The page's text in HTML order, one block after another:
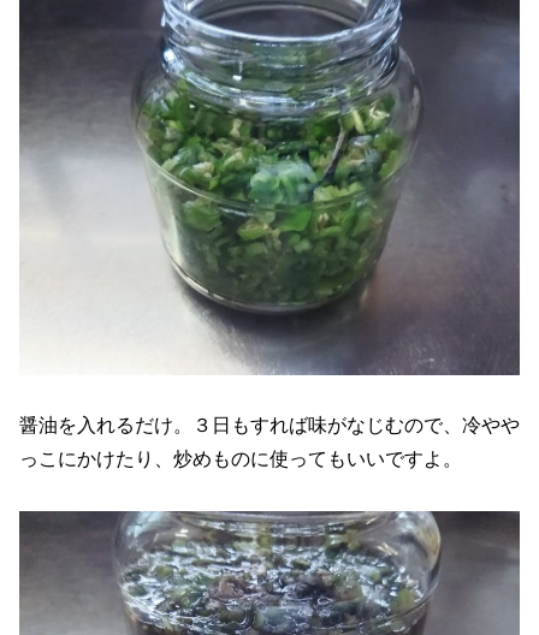
醤油を入れるだけ。３日もすれば味がなじむので、冷やや
っこにかけたり、炒めものに使ってもいいですよ。